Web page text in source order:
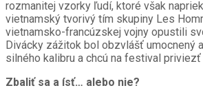
rozmanitej vzorky ľudí, ktoré však
vietnamský tvorivý tím skupiny Les
vietnamsko-francúzskej vojny opustili
Divácky zážitok bol obzvlášť umocnený
silného kalibru a chcú na festival
Zbaliť sa a ísť… alebo nie?